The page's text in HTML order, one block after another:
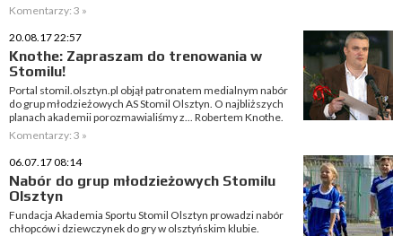
Komentarzy: 3 »
20.08.17 22:57
Knothe: Zapraszam do trenowania w
Stomilu!
Portal stomil.olsztyn.pl objął patronatem medialnym nabór
do grup młodzieżowych AS Stomil Olsztyn. O najbliższych
planach akademii porozmawialiśmy z... Robertem Knothe.
Komentarzy: 3 »
06.07.17 08:14
Nabór do grup młodzieżowych Stomilu
Olsztyn
Fundacja Akademia Sportu Stomil Olsztyn prowadzi nabór
chłopców i dziewczynek do gry w olsztyńskim klubie.